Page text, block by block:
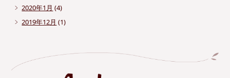
2020年1月 (4)
2019年12月 (1)